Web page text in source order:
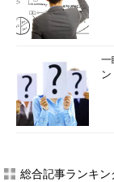
一
総合記事ランキン